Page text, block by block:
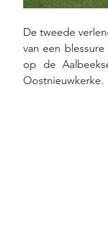
De tweede
van een blessure
op de
Oostnieuwkerke.